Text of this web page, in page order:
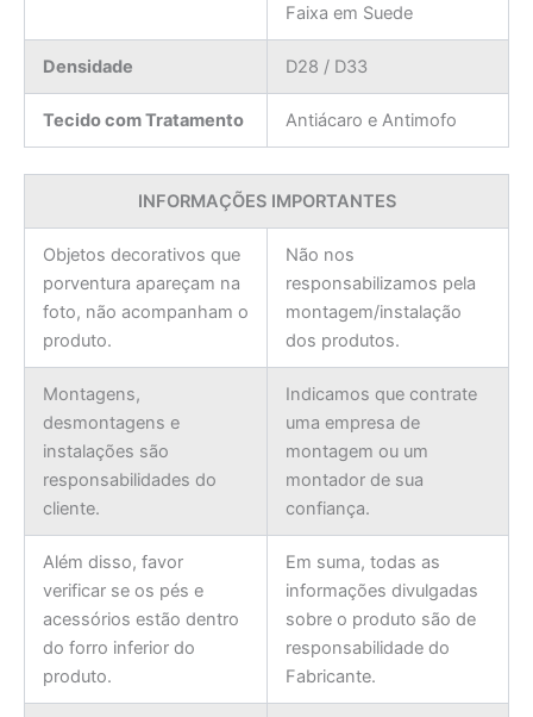
Faixa em Suede
Densidade D28 / D33
Tecido com Tratamento Antiácaro e Antimofo
INFORMAÇÕES IMPORTANTES
Objetos decorativos que
porventura apareçam na
foto, não acompanham o
produto.
Não nos
responsabilizamos pela
montagem/instalação
dos produtos.
Montagens,
desmontagens e
instalações são
responsabilidades do
cliente.
Indicamos que contrate
uma empresa de
montagem ou um
montador de sua
confiança.
Além disso, favor
verificar se os pés e
acessórios estão dentro
do forro inferior do
produto.
Em suma, todas as
informações divulgadas
sobre o produto são de
responsabilidade do
Fabricante.